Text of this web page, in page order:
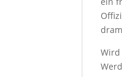
Wird